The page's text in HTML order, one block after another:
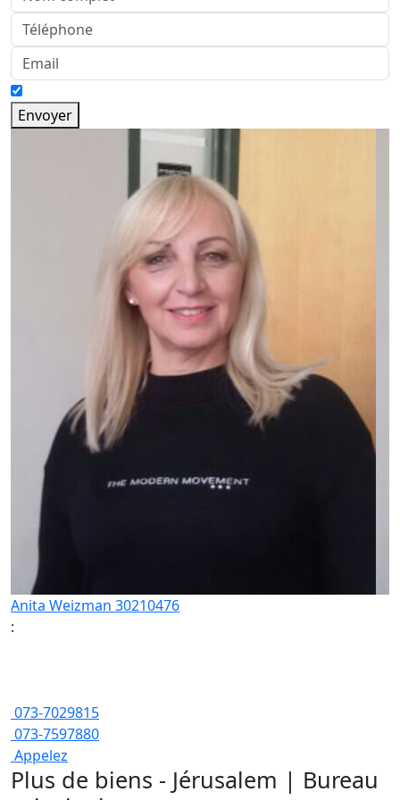
Envoyer
Anita Weizman 30210476
:
073-7029815
073-7597880
Appelez
Plus de biens - Jérusalem | Bureau